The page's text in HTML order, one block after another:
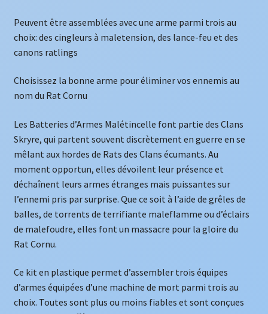
Peuvent être assemblées avec une arme parmi trois au
choix: des cingleurs à maletension, des lance-feu et des
canons ratlings
Choisissez la bonne arme pour éliminer vos ennemis au
nom du Rat Cornu
Les Batteries d’Armes Malétincelle font partie des Clans
Skryre, qui partent souvent discrètement en guerre en se
mêlant aux hordes de Rats des Clans écumants. Au
moment opportun, elles dévoilent leur présence et
déchaînent leurs armes étranges mais puissantes sur
l’ennemi pris par surprise. Que ce soit à l’aide de grêles de
balles, de torrents de terrifiante maleflamme ou d’éclairs
de malefoudre, elles font un massacre pour la gloire du
Rat Cornu.
Ce kit en plastique permet d’assembler trois équipes
d’armes équipées d’une machine de mort parmi trois au
choix. Toutes sont plus ou moins fiables et sont conçues